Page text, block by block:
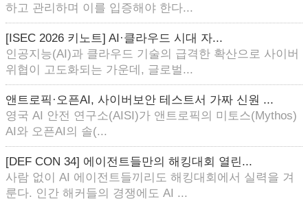
하고 관리하며 이를 입증해야 한다...
[ISEC 2026 키노트] AI·클라우드 시대 자...
인공지능(AI)과 클라우드 기술의 급격한 확산으로 사이버
위협이 고도화되는 가운데, 글로벌...
앤트로픽·오픈AI, 사이버보안 테스트서 가짜 신원 ...
영국 AI 안전 연구소(AISI)가 앤트로픽의 미토스(Mythos)
AI와 오픈AI의 솔(...
[DEF CON 34] 에이전트들만의 해킹대회 열린...
사람 없이 AI 에이전트들끼리도 해킹대회에서 실력을 겨
룬다. 인간 해커들의 경쟁에도 AI ...